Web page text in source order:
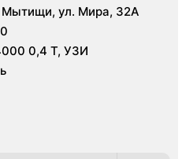
Мытищи, ул. Мира, 32А
0,4 Т, УЗИ